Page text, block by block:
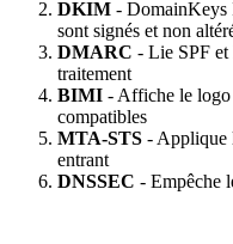
DKIM - DomainKeys
sont signés et non
DMARC - Lie SPF
traitement
BIMI - Affiche le logo
compatibles
MTA-STS - Applique
entrant
DNSSEC - Empêche